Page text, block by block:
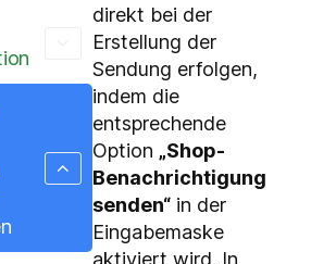
direkt bei der
Erstellung der
Sendung erfolgen,
indem die
entsprechende
Option „Shop-
Benachrichtigung
senden“ in der
Eingabemaske
aktiviert wird. In